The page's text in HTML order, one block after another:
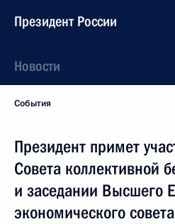
Президент России
Новости
События
Президент примет
Совета коллективной
и заседании Высшего
экономического совета